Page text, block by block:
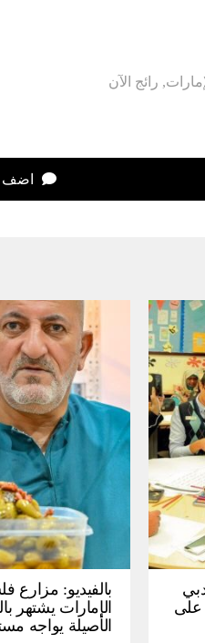
, رائج الآن
اضف
على
بالفيديو:
الإمارات يشتهر
الأصيلة يواجه